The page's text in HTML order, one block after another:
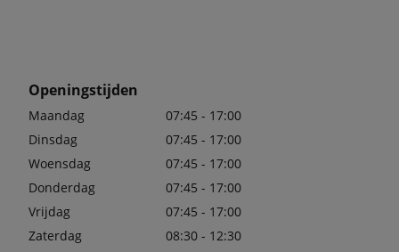
Openingstijden
Maandag
07:45 - 17:00
Dinsdag
07:45 - 17:00
Woensdag
07:45 - 17:00
Donderdag
07:45 - 17:00
Vrijdag
07:45 - 17:00
Zaterdag
08:30 - 12:30